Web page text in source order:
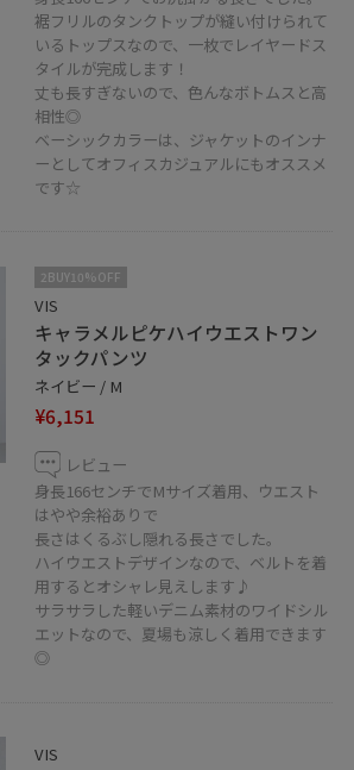
イベートや日常も投稿しています♡
ローお願いします♪
スタッフにご相談は【友だち追加】
裾フリルのタンクトップが縫い付けられて
いるトップスなので、一枚でレイヤードス
タイルが完成します！
丈も長すぎないので、色んなボトムスと高
相性◎
ベーシックカラーは、ジャケットのインナ
ーとしてオフィスカジュアルにもオススメ
です☆
2BUY10%OFF
VIS
キャラメルピケハイウエストワン
タックパンツ
ネイビー / M
¥6,151
レビュー
身長166センチでMサイズ着用、ウエスト
はやや余裕ありで
長さはくるぶし隠れる長さでした。
ハイウエストデザインなので、ベルトを着
用するとオシャレ見えします♪
サラサラした軽いデニム素材のワイドシル
エットなので、夏場も涼しく着用できます
◎
VIS